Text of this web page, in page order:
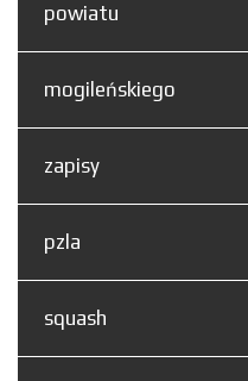
powiatu
mogileńskiego
zapisy
pzla
squash